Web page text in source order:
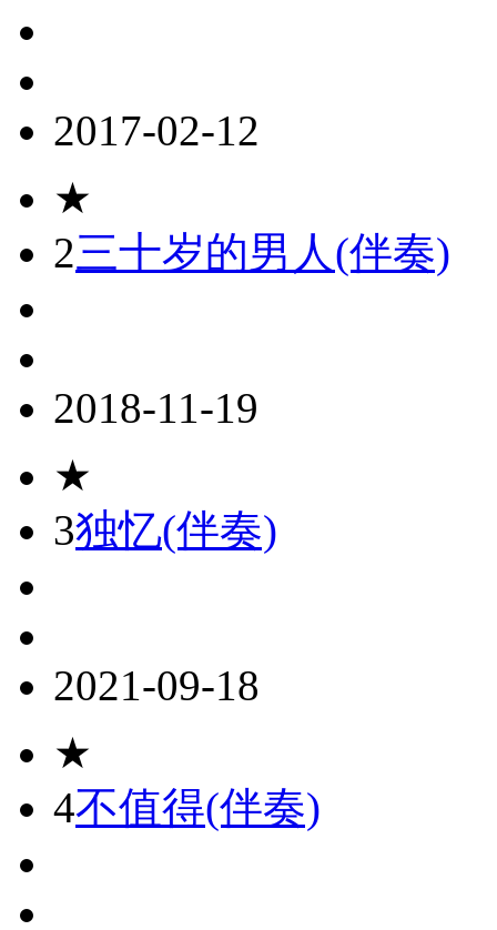
2017-02-12
★
2三十岁的男人(伴奏)
2018-11-19
★
3独忆(伴奏)
2021-09-18
★
4不值得(伴奏)